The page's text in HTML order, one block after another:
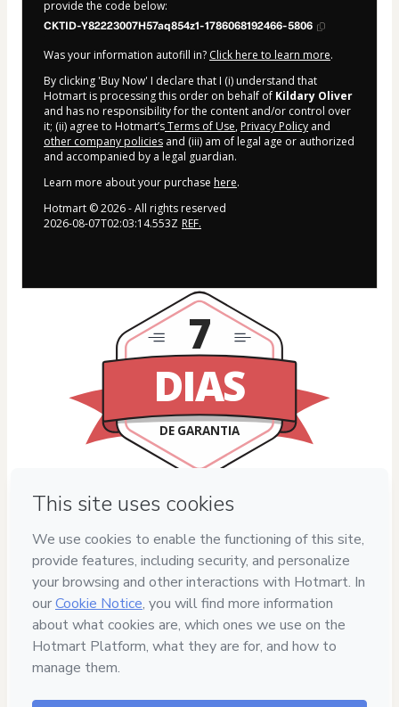
provide the code below:
CKTID-Y82223007H57aq854z1-1786068192466-5806
Was your information autofill in? Click here to learn more.
By clicking 'Buy Now' I declare that I (i) understand that
Hotmart is processing this order on behalf of Kildary Oliver
and has no responsibility for the content and/or control over
it; (ii) agree to Hotmart’sTerms of Use, Privacy Policy and
other company policies and (iii) am of legal age or authorized
and accompanied by a legal guardian.
Learn more about your purchase here.
Hotmart ©2026- All rights reserved
2026-08-07T02:03:14.553Z REF.
DIAS
DE GARANTIA
7
Your information is 100% secure
Safe purchase
Secure and authenticated environment